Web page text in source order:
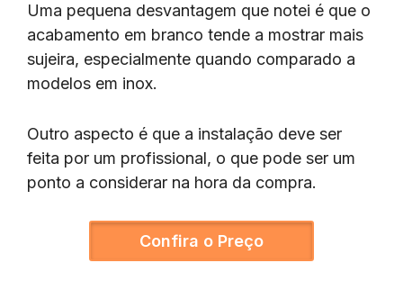
Uma pequena desvantagem que notei é que o
acabamento em branco tende a mostrar mais
sujeira, especialmente quando comparado a
modelos em inox.
Outro aspecto é que a instalação deve ser
feita por um profissional, o que pode ser um
ponto a considerar na hora da compra.
Confira o Preço